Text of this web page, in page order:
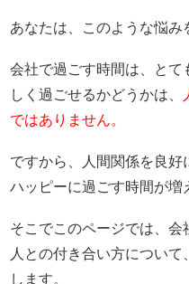
あなたは、このような悩み
会社で過ごす時間は、とて
しく過ごせるかどうかは、
ではありません。
ですから、人間関係を良好
ハッピーに過ごす時間が増
そこでこのページでは、会
人との付き合い方につい
します。